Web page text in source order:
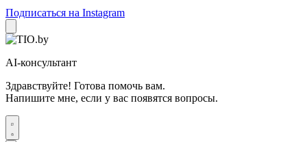
Подписаться на Instagram
AI-консультант
Здравствуйте! Готова помочь вам.
Напишите мне, если у вас появятся вопросы.